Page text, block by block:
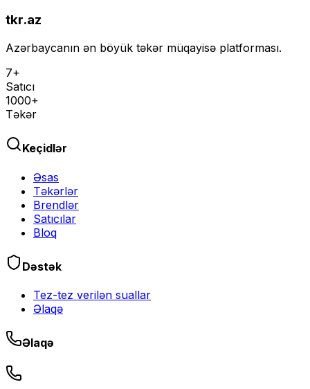
tkr.az
Azərbaycanın ən böyük təkər müqayisə platforması.
7+
Satıcı
1000+
Təkər
Keçidlər
Əsas
Təkərlər
Brendlər
Satıcılar
Bloq
Dəstək
Tez-tez verilən suallar
Əlaqə
Əlaqə